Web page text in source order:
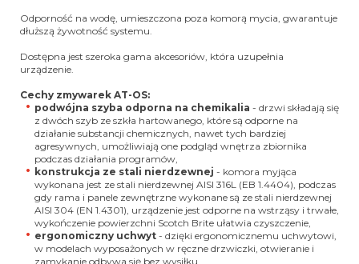
Odporność na wodę, umieszczona poza komorą mycia, gwarantuje
dłuższą żywotność systemu.
Dostępna jest szeroka gama akcesoriów, która uzupełnia
urządzenie.
Cechy zmywarek AT-OS:
podwójna szyba odporna na chemikalia - drzwi składają się
z dwóch szyb ze szkła hartowanego, które są odporne na
działanie substancji chemicznych, nawet tych bardziej
agresywnych, umożliwiają one podgląd wnętrza zbiornika
podczas działania programów,
konstrukcja ze stali nierdzewnej - komora myjąca
wykonana jest ze stali nierdzewnej AISI 316L (EB 1.4404), podczas
gdy rama i panele zewnętrzne wykonane są ze stali nierdzewnej
AISI 304 (EN 1.4301), urządzenie jest odporne na wstrząsy i trwałe,
wykończenie powierzchni Scotch Brite ułatwia czyszczenie,
ergonomiczny uchwyt - dzięki ergonomicznemu uchwytowi,
w modelach wyposażonych w ręczne drzwiczki, otwieranie i
zamykanie odbywa się bez wysiłku,